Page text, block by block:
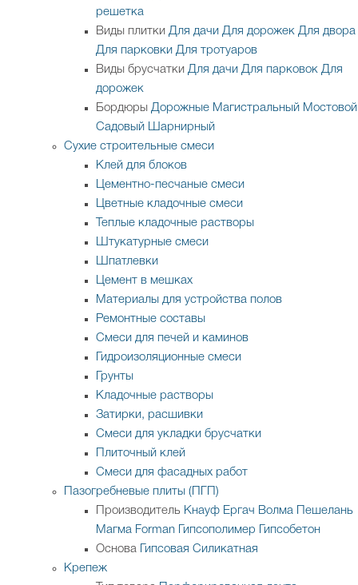
решетка
Виды плитки Для дачи Для дорожек Для двора
Для парковки Для тротуаров
Виды брусчатки Для дачи Для парковок Для
дорожек
Бордюры Дорожные Магистральный Мостовой
Садовый Шарнирный
Сухие строительные смеси
Клей для блоков
Цементно-песчаные смеси
Цветные кладочные смеси
Теплые кладочные растворы
Штукатурные смеси
Шпатлевки
Цемент в мешках
Материалы для устройства полов
Ремонтные составы
Смеси для печей и каминов
Гидроизоляционные смеси
Грунты
Кладочные растворы
Затирки, расшивки
Смеси для укладки брусчатки
Плиточный клей
Смеси для фасадных работ
Пазогребневые плиты (ПГП)
Производитель Кнауф Ергач Волма
Пешелань
Магма Forman Гипсополимер
Гипсобетон
Основа
Гипсовая Силикатная
Крепеж